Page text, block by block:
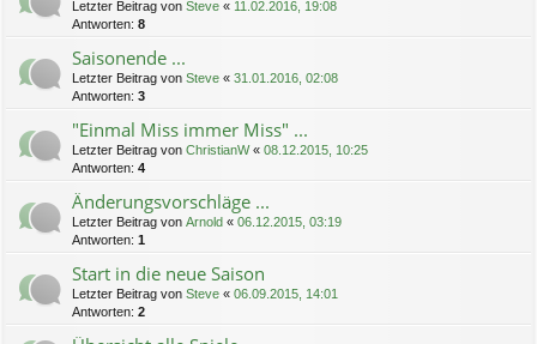
Letzter Beitrag von Steve « 11.02.2016, 19:08
Antworten: 8
Saisonende ...
Letzter Beitrag von Steve « 31.01.2016, 02:08
Antworten: 3
"Einmal Miss immer Miss" ...
Letzter Beitrag von ChristianW« 08.12.2015, 10:25
Antworten: 4
Änderungsvorschläge ...
Letzter Beitrag von Arnold « 06.12.2015, 03:19
Antworten: 1
Start in die neue Saison
Letzter Beitrag von Steve « 06.09.2015, 14:01
Antworten: 2